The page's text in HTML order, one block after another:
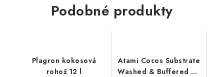
Podobné produkty
Plagron kokosová
rohož 12 l
Atami Cocos Substrate
Washed & Buffered 50